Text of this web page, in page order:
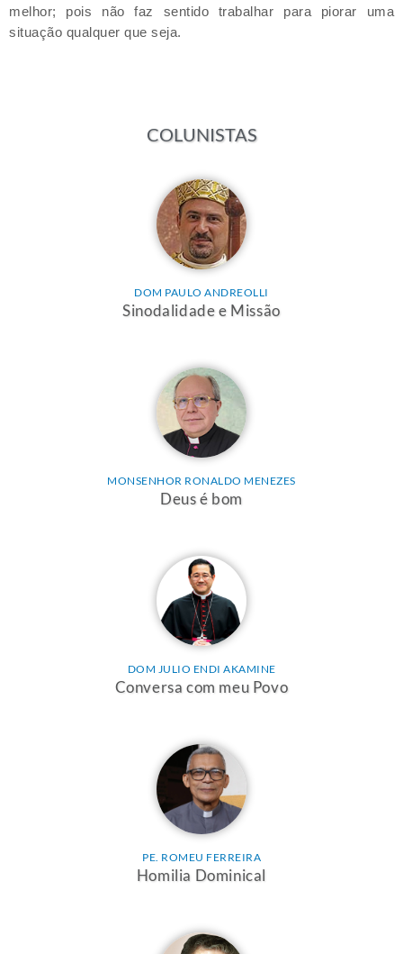
melhor; pois não faz sentido trabalhar para piorar uma
situação qualquer que seja.
COLUNISTAS
DOM PAULO ANDREOLLI
Sinodalidade e Missão
MONSENHOR RONALDO MENEZES
Deus é bom
DOM JULIO ENDI AKAMINE
Conversa com meu Povo
PE. ROMEU FERREIRA
Homilia Dominical